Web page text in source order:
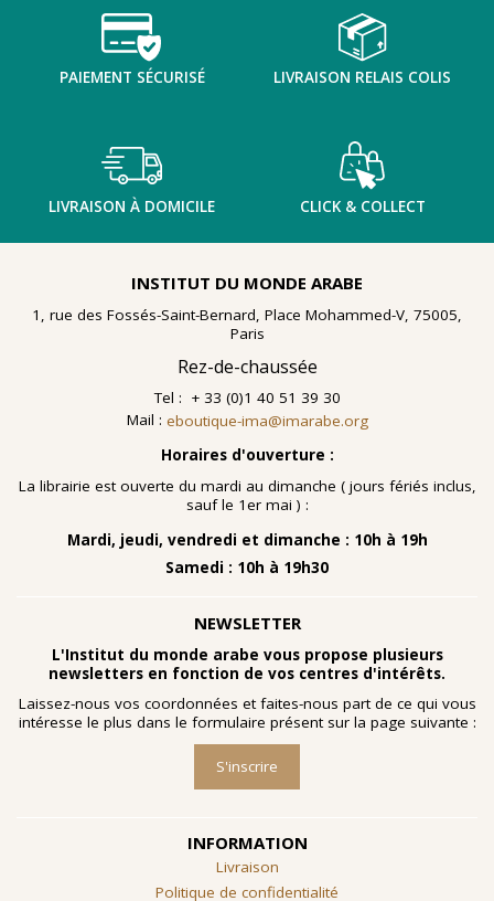
à la fin des année 1960 au cours d'ateliers de
socialthérapiemenés à l'hôpital psychiatrique de Blida-
Joinville, institution algérienne marquée par la figure
emblématique deFrantz Fanon .
PAIEMENT SÉCURISÉ LIVRAISON RELAIS COLIS
LIVRAISON À DOMICILE CLICK & COLLECT
INSTITUT DU MONDE ARABE
1, rue des Fossés-Saint-Bernard, Place Mohammed-V, 75005,
Paris
Rez-de-chaussée
Tel : + 33 (0)1 40 51 39 30
Mail : eboutique-ima@imarabe.org
Horaires d'ouverture :
La librairie est ouverte du mardi au dimanche ( jours fériés inclus,
sauf le 1er mai ) :
Mardi, jeudi, vendredi et dimanche : 10h à 19h
Samedi : 10h à 19h30
NEWSLETTER
L'Institut du monde arabe vous propose plusieurs
newsletters en fonction de vos centres d'intérêts.
Laissez-nous vos coordonnées et faites-nous part de ce qui vous
intéresse le plus dans le formulaire présent sur la page suivante :
S'inscrire
INFORMATION
Livraison
Politique de confidentialité